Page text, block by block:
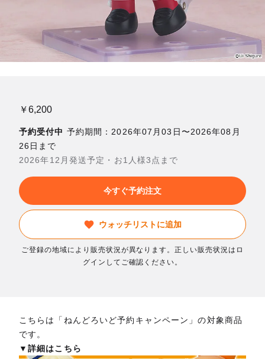
￥6,200
予約受付中 予約期間：2026年07月03日〜2026年08月
26日まで
2026年12月発送予定・お1人様3点まで
今すぐ予約注文
ウォッチリストに追加
ご登録の地域により販売状況が異なります。正しい販売状況はロ
グインしてご確認ください。
こちらは「ねんどろいど予約キャンペーン」の対象商品
です。
▼詳細はこちら